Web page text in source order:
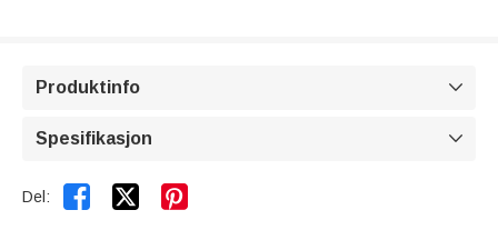
Produktinfo 
Spesifikasjon 
Del:  